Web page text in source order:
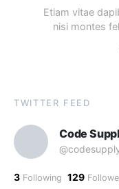
Etiam vitae
nisi montes
TWITTER FEED
Code
3 Following 129